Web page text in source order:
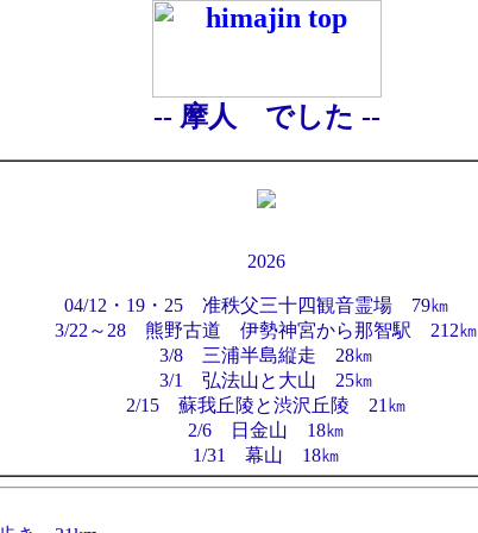
-- 摩人 でした --
2026
04/12・19・25 准秩父三十四観音霊場 79㎞
3/22～28 熊野古道 伊勢神宮から那智駅 212㎞
3/8 三浦半島縦走 28㎞
3/1 弘法山と大山 25㎞
2/15 蘇我丘陵と渋沢丘陵 21㎞
2/6 日金山 18㎞
1/31 幕山 18㎞